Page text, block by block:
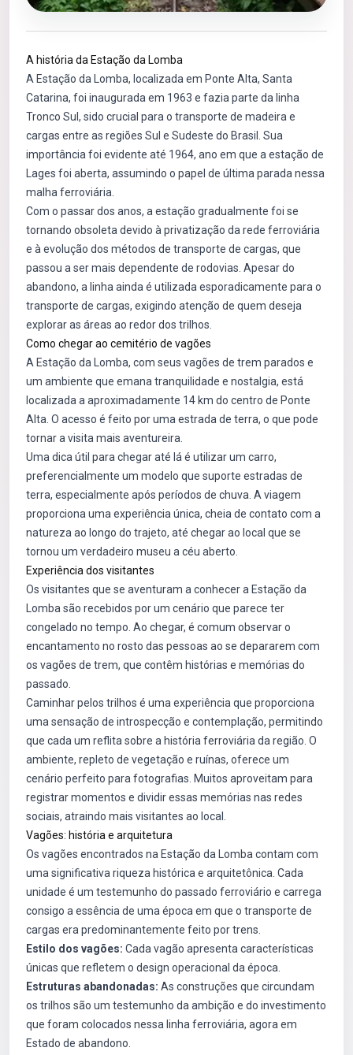
A história da Estação da Lomba
A Estação da Lomba, localizada em Ponte Alta, Santa
Catarina, foi inaugurada em 1963 e fazia parte da linha
Tronco Sul, sido crucial para o transporte de madeira e
cargas entre as regiões Sul e Sudeste do Brasil. Sua
importância foi evidente até 1964, ano em que a estação de
Lages foi aberta, assumindo o papel de última parada nessa
malha ferroviária.
Com o passar dos anos, a estação gradualmente foi se
tornando obsoleta devido à privatização da rede ferroviária
e à evolução dos métodos de transporte de cargas, que
passou a ser mais dependente de rodovias. Apesar do
abandono, a linha ainda é utilizada esporadicamente para o
transporte de cargas, exigindo atenção de quem deseja
explorar as áreas ao redor dos trilhos.
Como chegar ao cemitério de vagões
A Estação da Lomba, com seus vagões de trem parados e
um ambiente que emana tranquilidade e nostalgia, está
localizada a aproximadamente 14 km do centro de Ponte
Alta. O acesso é feito por uma estrada de terra, o que pode
tornar a visita mais aventureira.
Uma dica útil para chegar até lá é utilizar um carro,
preferencialmente um modelo que suporte estradas de
terra, especialmente após períodos de chuva. A viagem
proporciona uma experiência única, cheia de contato com a
natureza ao longo do trajeto, até chegar ao local que se
tornou um verdadeiro museu a céu aberto.
Experiência dos visitantes
Os visitantes que se aventuram a conhecer a Estação da
Lomba são recebidos por um cenário que parece ter
congelado no tempo. Ao chegar, é comum observar o
encantamento no rosto das pessoas ao se depararem com
os vagões de trem, que contêm histórias e memórias do
passado.
Caminhar pelos trilhos é uma experiência que proporciona
uma sensação de introspecção e contemplação, permitindo
que cada um reflita sobre a história ferroviária da região. O
ambiente, repleto de vegetação e ruínas, oferece um
cenário perfeito para fotografias. Muitos aproveitam para
registrar momentos e dividir essas memórias nas redes
sociais, atraindo mais visitantes ao local.
Vagões: história e arquitetura
Os vagões encontrados na Estação da Lomba contam com
uma significativa riqueza histórica e arquitetônica. Cada
unidade é um testemunho do passado ferroviário e carrega
consigo a essência de uma época em que o transporte de
cargas era predominantemente feito por trens.
Estilo dos vagões: Cada vagão apresenta características
únicas que refletem o design operacional da época.
Estruturas abandonadas: As construções que circundam
os trilhos são um testemunho da ambição e do investimento
que foram colocados nessa linha ferroviária, agora em
Estado de abandono.